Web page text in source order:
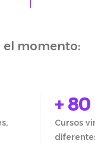
el momento:
Cursos
+ 80